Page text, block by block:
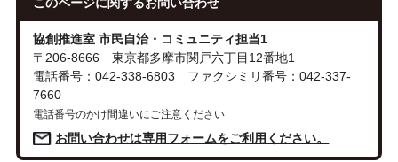
このページに関するお問い合わせ
協創推進室 市民自治・コミュニティ担当1
〒206-8666 東京都多摩市関戸六丁目12番地1
電話番号：042-338-6803 ファクシミリ番号：042-337-
7660
電話番号のかけ間違いにご注意ください
お問い合わせは専用フォームをご利用ください。